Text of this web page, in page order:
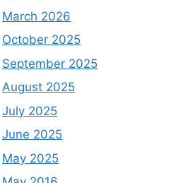
March 2026
October 2025
September 2025
August 2025
July 2025
June 2025
May 2025